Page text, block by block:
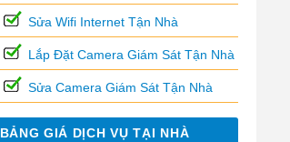
Sửa Wifi Internet Tận Nhà
Lắp Đặt Camera Giám Sát Tận Nhà
Sửa Camera Giám Sát Tận Nhà
BẢNG GIÁ DỊCH VỤ TẠI NHÀ